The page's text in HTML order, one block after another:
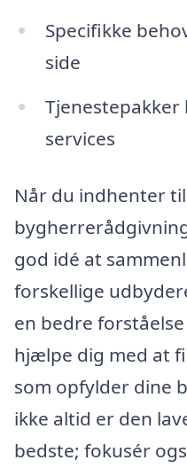
Specifikke
side
services
Når du indhenter
god idé at
forskellige
en bedre
hjælpe dig med at
som opfylder dine
ikke altid er den
bedste; fokusér